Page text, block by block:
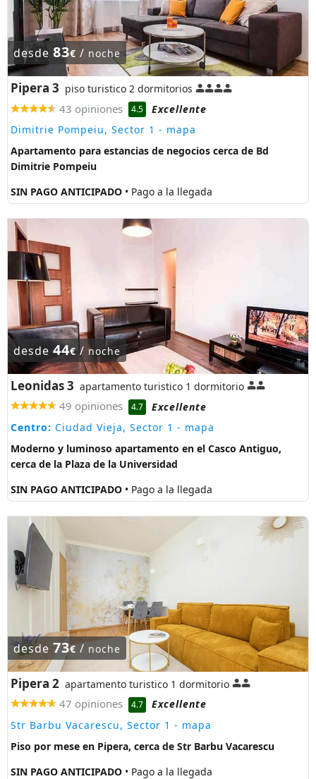
desde 83€ / noche
Pipera 3 piso turistico 2 dormitorios
43 opiniones 4.5
Excellente
Dimitrie Pompeiu, Sector 1 - mapa
Apartamento para estancias de negocios cerca de Bd
Dimitrie Pompeiu
SIN PAGO ANTICIPADO • Pago a la llegada
desde 44€/ noche
Leonidas 3 apartamento turistico 1 dormitorio
49 opiniones 4.7
Excellente
Centro: Ciudad Vieja, Sector 1 - mapa
Moderno y luminoso apartamento en el Casco Antiguo,
cerca de la Plaza de la Universidad
SIN PAGO ANTICIPADO • Pago a la llegada
desde 73€/ noche
Pipera 2 apartamento turistico 1 dormitorio
47 opiniones 4.7
Excellente
Str Barbu Vacarescu, Sector 1 - mapa
Piso por mese en Pipera, cerca de Str Barbu Vacarescu
SIN PAGO ANTICIPADO • Pago a la llegada